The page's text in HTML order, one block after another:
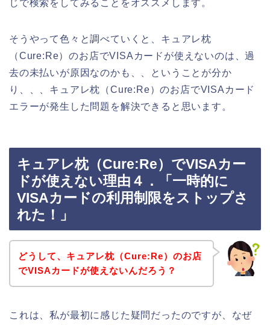
じで検索をしてみることをオススメします。
そうやって色々と調べていくと、キュアレ枕
（Cure:Re）のお店でVISAカードが使えないのは、過
去の未払いが原因なのかも、、ということが分か
り、、、キュアレ枕（Cure:Re）のお店でVISAカード
エラーが発生した問題を解決できると思います。
キュアレ枕（Cure:Re）でVISAカー
ドが使えない理由４．「一時的に
VISAカードの利用制限をストップさ
れた！」
どうして、キュアレ枕（Cure:Re）のお店
でVISAカードが使えないんだろう？
これは、私が最初に感じた疑問だったのですが、なぜ